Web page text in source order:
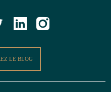
LE BLOG